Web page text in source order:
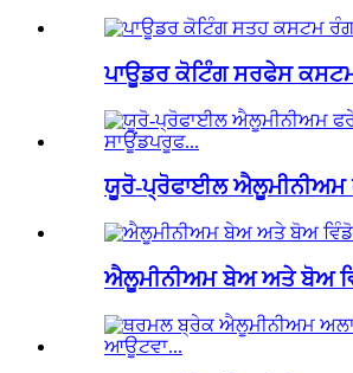
ਪਾਊਡਰ ਕੋਟਿੰਗ ਸਰਫੇਸ
ਯੂਰੋ-ਪ੍ਰੋਫਾਈਲ ਐਲੂਮੀਨੀਅਮ
ਐਲੂਮੀਨੀਅਮ ਬੇਅ ਅਤੇ ਬੋਅ